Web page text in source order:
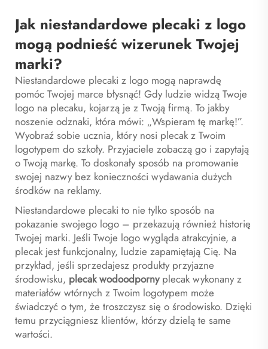
Jak niestandardowe plecaki z logo
mogą podnieść wizerunek Twojej
marki?
Niestandardowe plecaki z logo mogą naprawdę
pomóc Twojej marce błysnąć! Gdy ludzie widzą Twoje
logo na plecaku, kojarzą je z Twoją firmą. To jakby
noszenie odznaki, która mówi: „Wspieram tę markę!”.
Wyobraź sobie ucznia, który nosi plecak z Twoim
logotypem do szkoły. Przyjaciele zobaczą go i zapytają
o Twoją markę. To doskonały sposób na promowanie
swojej nazwy bez konieczności wydawania dużych
środków na reklamy.
Niestandardowe plecaki to nie tylko sposób na
pokazanie swojego logo – przekazują również historię
Twojej marki. Jeśli Twoje logo wygląda atrakcyjnie, a
plecak jest funkcjonalny, ludzie zapamiętają Cię. Na
przykład, jeśli sprzedajesz produkty przyjazne
środowisku, plecak wodoodporny plecak wykonany z
materiałów wtórnych z Twoim logotypem może
świadczyć o tym, że troszczysz się o środowisko. Dzięki
temu przyciągniesz klientów, którzy dzielą te same
wartości.